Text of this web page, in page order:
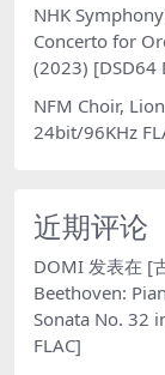
NHK
Concerto for
(2023) [DSD64
NFM Choir,
24bit/96KHz
近期评论
DOMI 发表在 [
Beethoven:
Sonata No. 32
FLAC]